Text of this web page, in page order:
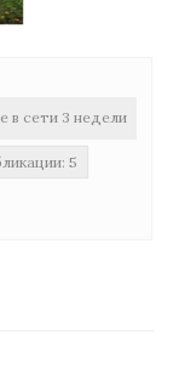
в сети 3 недели
5